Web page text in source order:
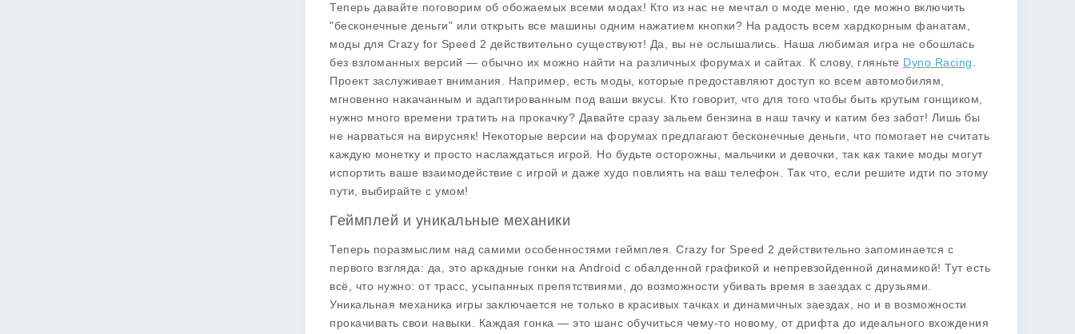
Теперь давайте поговорим об обожаемых всеми модах! Кто из нас не мечтал о моде меню , где можно включить
"бесконечные деньги" или открыть все машины одним нажатием кнопки? На радость всем хардкорным фанатам,
моды для Crazy for Speed 2 действительно существуют! Да, вы не ослышались. Наша любимая игра не обошлась
без взломанных версий — обычно их можно найти на различных форумах и сайтах. К слову, гляньте Dyno Racing
Проект заслуживает внимания. Например, есть моды, которые предоставляют доступ ко всем автомобилям,
мгновенно накачанным и адаптированным под ваши вкусы. Кто говорит, что для того чтобы быть крутым гонщиком,
нужно много времени тратить на прокачку? Давайте сразу зальем бензина в наш тачку и катим без забот! Лишь бы
не нарваться на вирусняк! Некоторые версии на форумах предлагают бесконечные деньги , что помогает не считать
каждую монетку и просто наслаждаться игрой. Но будьте осторожны, мальчики и девочки, так как такие моды могут
испортить ваше взаимодействие с игрой и даже худо повлиять на ваш телефон. Так что, если решите идти по этому
пути, выбирайте с умом!
Геймплей и уникальные механики
Теперь поразмыслим над самими особенностями геймплея . Crazy for Speed 2 действительно запоминается с
первого взгляда: да, это аркадные гонки на Android с обалденной графикой и непревзойденной динамикой! Тут есть
всё, что нужно: от трасс, усыпанных препятствиями, до возможности убивать время в заездах с друзьями.
Уникальная механика игры заключается не только в красивых тачках и динамичных заездах, но и в возможности
прокачивать свои навыки. Каждая гонка — это шанс обучиться чему-то новому, от дрифта до идеального вхождения